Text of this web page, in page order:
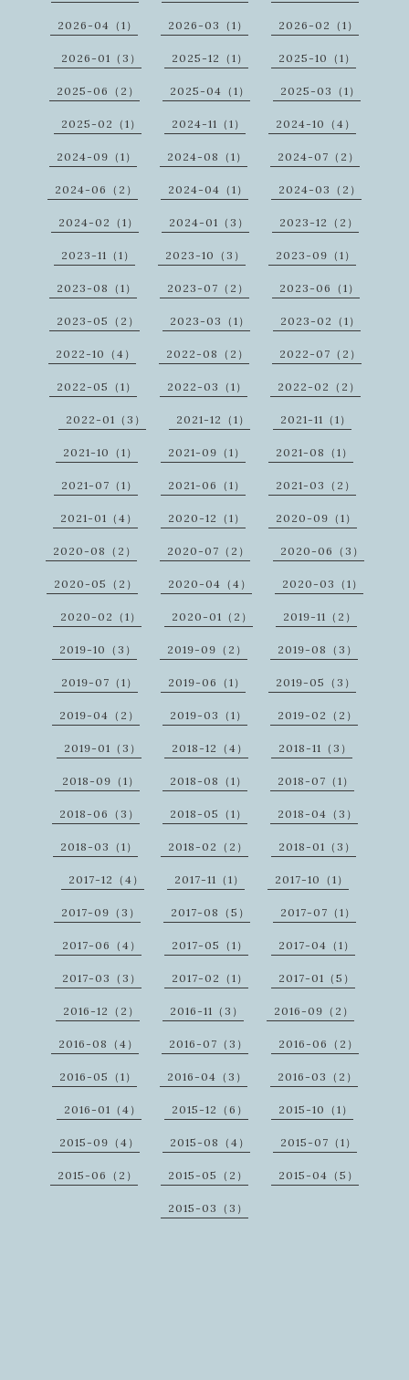
2026-04（1） 2026-03（1） 2026-02（1）
2026-01（3） 2025-12（1） 2025-10（1）
2025-06（2） 2025-04（1） 2025-03（1）
2025-02（1） 2024-11（1） 2024-10（4）
2024-09（1） 2024-08（1） 2024-07（2）
2024-06（2） 2024-04（1） 2024-03（2）
2024-02（1） 2024-01（3） 2023-12（2）
2023-11（1） 2023-10（3） 2023-09（1）
2023-08（1） 2023-07（2） 2023-06（1）
2023-05（2） 2023-03（1） 2023-02（1）
2022-10（4） 2022-08（2） 2022-07（2）
2022-05（1） 2022-03（1） 2022-02（2）
2022-01（3） 2021-12（1） 2021-11（1）
2021-10（1） 2021-09（1） 2021-08（1）
2021-07（1） 2021-06（1） 2021-03（2）
2021-01（4） 2020-12（1） 2020-09（1）
2020-08（2） 2020-07（2） 2020-06（3）
2020-05（2） 2020-04（4） 2020-03（1）
2020-02（1） 2020-01（2） 2019-11（2）
2019-10（3） 2019-09（2） 2019-08（3）
2019-07（1） 2019-06（1） 2019-05（3）
2019-04（2） 2019-03（1） 2019-02（2）
2019-01（3） 2018-12（4） 2018-11（3）
2018-09（1） 2018-08（1） 2018-07（1）
2018-06（3） 2018-05（1） 2018-04（3）
2018-03（1） 2018-02（2） 2018-01（3）
2017-12（4） 2017-11（1） 2017-10（1）
2017-09（3） 2017-08（5） 2017-07（1）
2017-06（4） 2017-05（1） 2017-04（1）
2017-03（3） 2017-02（1） 2017-01（5）
2016-12（2） 2016-11（3） 2016-09（2）
2016-08（4） 2016-07（3） 2016-06（2）
2016-05（1） 2016-04（3） 2016-03（2）
2016-01（4） 2015-12（6） 2015-10（1）
2015-09（4） 2015-08（4） 2015-07（1）
2015-06（2） 2015-05（2） 2015-04（5）
2015-03（3）